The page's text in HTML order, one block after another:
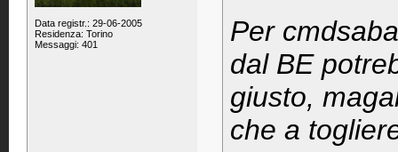
Data registr.: 29-06-2005
Residenza: Torino
Messaggi: 401
Per
dal BE
giusto,
che a